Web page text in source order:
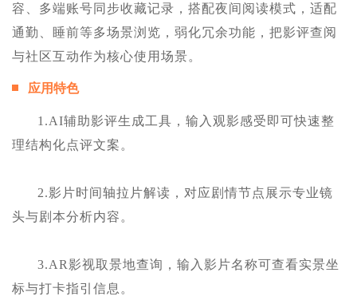
容、多端账号同步收藏记录，搭配夜间阅读模式，适配
通勤、睡前等多场景浏览，弱化冗余功能，把影评查阅
与社区互动作为核心使用场景。
应用特色
1.AI辅助影评生成工具，输入观影感受即可快速整
理结构化点评文案。
2.影片时间轴拉片解读，对应剧情节点展示专业镜
头与剧本分析内容。
3.AR影视取景地查询，输入影片名称可查看实景坐
标与打卡指引信息。